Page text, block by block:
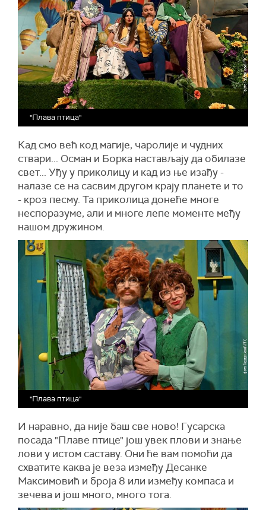
"Плава птица"
Кад смо већ код магије, чаролије и чудних
ствари... Осман и Борка настављају да обилазе
свет... Уђу у приколицу и кад из ње изађу -
налазе се на сасвим другом крају планете и то
- кроз песму. Та приколица донеће многе
неспоразуме, али и многе лепе моменте међу
нашом дружином.
"Плава птица"
И наравно, да није баш све ново! Гусарска
посада "Плаве птице" још увек плови и знање
лови у истом саставу. Они ће вам помоћи да
схватите каква је веза између Десанке
Максимовић и броја 8 или између компаса и
зечева и још много, много тога.